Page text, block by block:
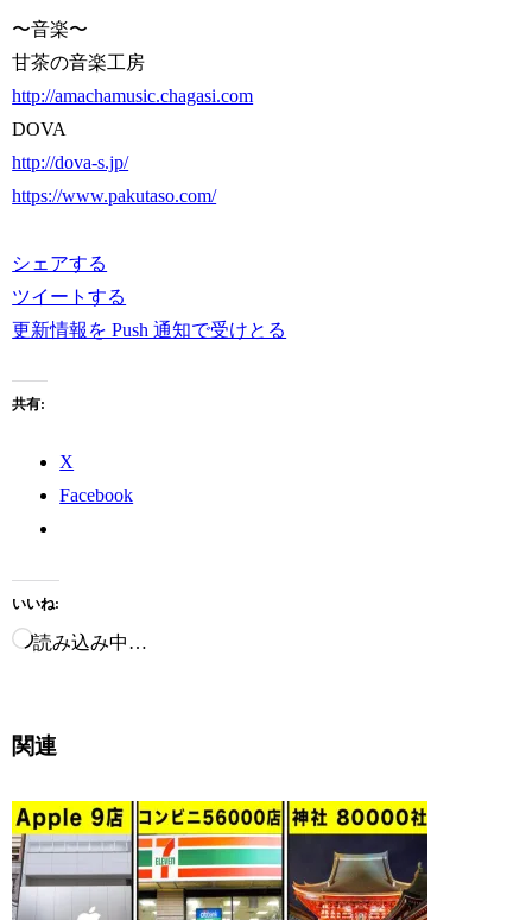
〜音楽〜
甘茶の音楽工房
http://amachamusic.chagasi.com
DOVA
http://dova-s.jp/
https://www.pakutaso.com/
シェアする
ツイートする
更新情報を Push 通知で受けとる
共有:
X
Facebook
いいね:
読み込み中…
関連